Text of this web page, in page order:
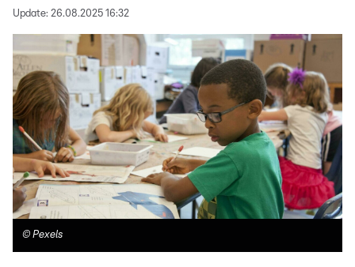
Update: 26.08.2025 16:32
© Pexels